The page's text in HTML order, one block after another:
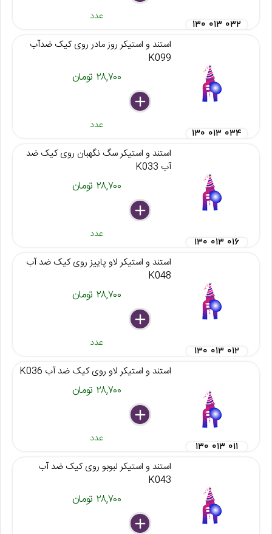
عدد
۱۳۰ ۰۱۳ ۰۳۲
استند و استیکر روز مادر روی کیک ضدآب
K099
۲۸,۷۰۰ تومان
delete
remove
add
عدد
۱۳۰ ۰۱۳ ۰۳۴
استند و استیکر سگ نگهبان روی کیک ضد
آب K033
۲۸,۷۰۰ تومان
delete
remove
add
عدد
۱۳۰ ۰۱۳ ۰۱۶
استند و استیکر لاو پاییز روی کیک ضد آب
K048
۲۸,۷۰۰ تومان
delete
remove
add
عدد
۱۳۰ ۰۱۳ ۰۱۲
استند و استیکر لاو روی کیک ضد آب K036
۲۸,۷۰۰ تومان
delete
remove
add
عدد
۱۳۰ ۰۱۳ ۰۱۱
استند و استیکر لبوبو روی کیک ضد آب
K043
۲۸,۷۰۰ تومان
delete
remove
add